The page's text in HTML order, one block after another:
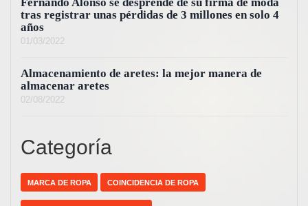
tras registrar unas pérdidas de 3 millones en solo 4
años
01/03/2022
Almacenamiento de aretes: la mejor manera de
almacenar aretes
02/08/2022
Categoría
MARCA DE ROPA COINCIDENCIA DE ROPA